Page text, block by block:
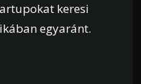
keresi
egyaránt.